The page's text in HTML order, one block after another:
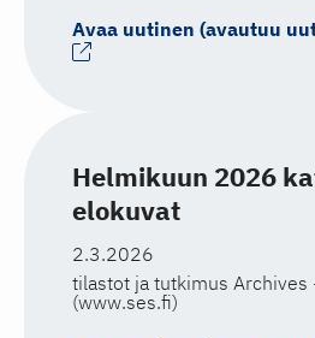
Avaa uutinen (avautuu
Helmikuun 2026
elokuvat
2.3.2026
tilastot ja tutkimus Archives
(www.ses.fi)